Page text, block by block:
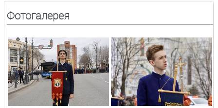
Фотогалерея